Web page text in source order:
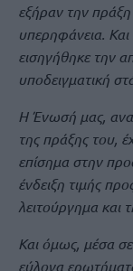
εξήραν την
υπερηφάνεια. Και
εισηγήθηκε την
υποδειγματική
Η Ένωσή μας,
της πράξης του,
επίσημα στην
ένδειξη τιμής
λειτούργημα και
Και όμως, μέσα
εύλογα